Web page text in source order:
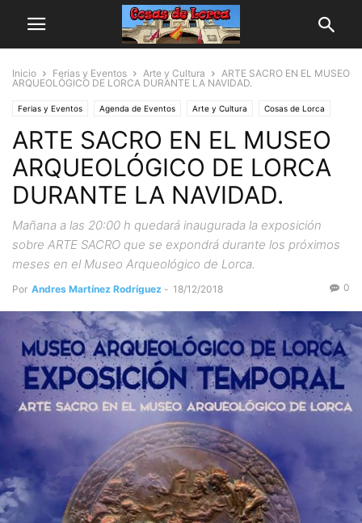
Inicio Ferias y Eventos Arte y Cultura
ARTE SACRO EN EL MUSEO
ARQUEOLÓGICO DE LORCA DURANTE LA NAVIDAD.
Ferias y Eventos Agenda de Eventos Arte y Cultura Cosas de Lorca
Monumentos y Casas
ARTE SACRO EN EL MUSEO
ARQUEOLÓGICO DE LORCA
DURANTE LA NAVIDAD.
Mañana a las 20:00 h quedará inaugurada la exposición
sobre ARTE SACRO que se expondrá durante los próximos
meses en el Museo Arqueológico de Lorca.
Por Andres Martínez Rodríguez - 18/12/2018 0